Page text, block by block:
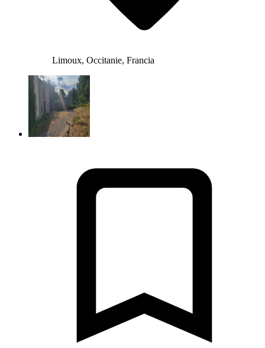
Limoux, Occitanie, Francia